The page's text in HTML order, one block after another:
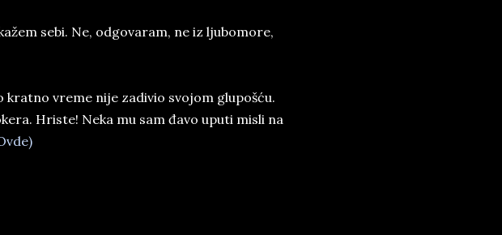
sebi. Ne, odgovaram, ne iz ljubomore,
vreme nije zadivio svojom glupošću.
Hriste! Neka mu sam đavo uputi misli na